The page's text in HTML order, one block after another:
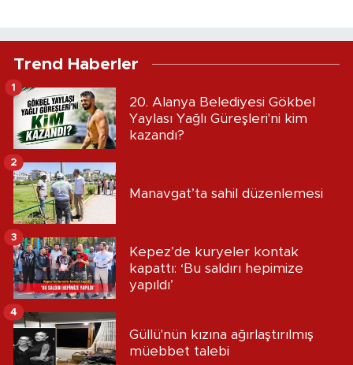
Trend Haberler
20. Alanya Belediyesi Gökbel
Yaylası Yağlı Güreşleri'ni kim
kazandı?
1
Manavgat’ta sahil düzenlemesi
2
Kepez’de kuryeler kontak
kapattı: ‘Bu saldırı hepimize
yapıldı’
3
Güllü'nün kızına ağırlaştırılmış
müebbet talebi
4